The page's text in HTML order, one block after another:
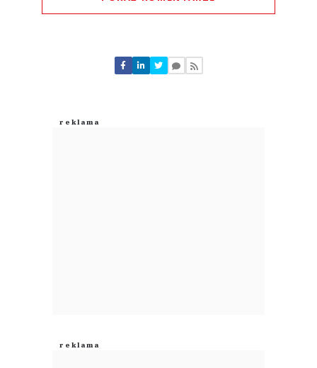
Nie znaleziono komentarzy
Zostaw swoje komentarze